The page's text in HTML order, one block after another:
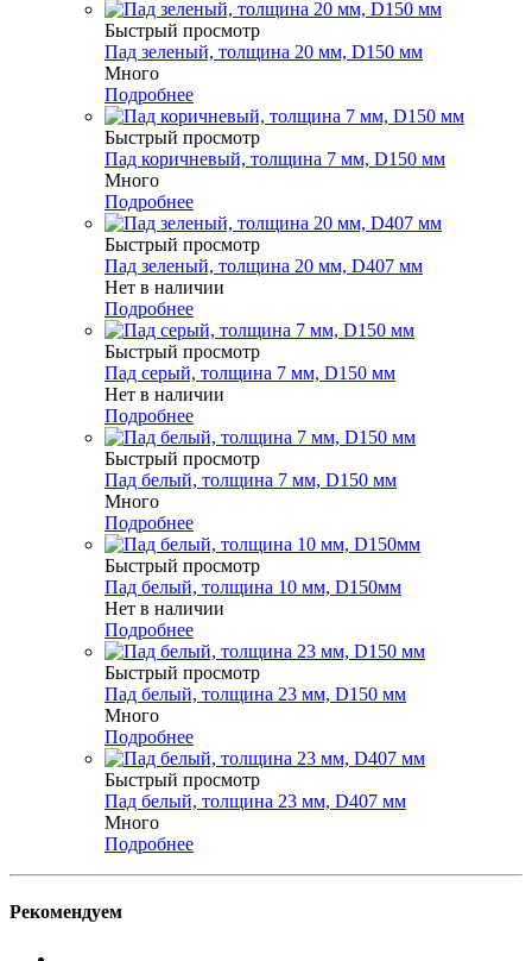
Быстрый просмотр
Пад зеленый, толщина 20 мм, D150 мм
Много
Подробнее
Быстрый просмотр
Пад коричневый, толщина 7 мм, D150 мм
Много
Подробнее
Быстрый просмотр
Пад зеленый, толщина 20 мм, D407 мм
Нет в наличии
Подробнее
Быстрый просмотр
Пад серый, толщина 7 мм, D150 мм
Нет в наличии
Подробнее
Быстрый просмотр
Пад белый, толщина 7 мм, D150 мм
Много
Подробнее
Быстрый просмотр
Пад белый, толщина 10 мм, D150мм
Нет в наличии
Подробнее
Быстрый просмотр
Пад белый, толщина 23 мм, D150 мм
Много
Подробнее
Быстрый просмотр
Пад белый, толщина 23 мм, D407 мм
Много
Подробнее
Рекомендуем